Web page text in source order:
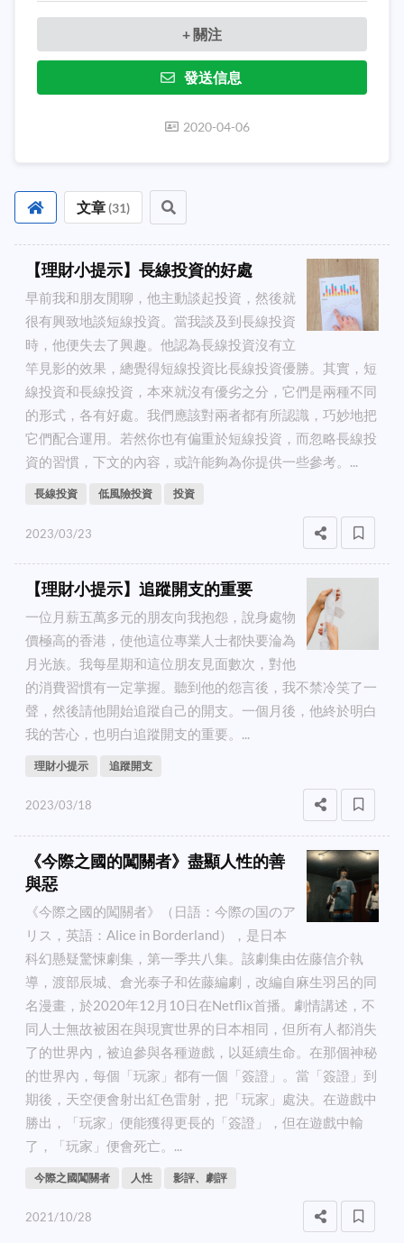
+ 關注
發送信息
2020-04-06
文章(31)
【理財小提示】長線投資的好處
早前我和朋友閒聊，他主動談起投資，然後就
很有興致地談短線投資。當我談及到長線投資
時，他便失去了興趣。他認為長線投資沒有立
竿見影的效果，總覺得短線投資比長線投資優勝。其實，短
線投資和長線投資，本來就沒有優劣之分，它們是兩種不同
的形式，各有好處。我們應該對兩者都有所認識，巧妙地把
它們配合運用。若然你也有偏重於短線投資，而忽略長線投
資的習慣，下文的內容，或許能夠為你提供一些參考。...
長線投資 低風險投資 投資
2023/03/23
【理財小提示】追蹤開支的重要
一位月薪五萬多元的朋友向我抱怨，說身處物
價極高的香港，使他這位專業人士都快要淪為
月光族。我每星期和這位朋友見面數次，對他
的消費習慣有一定掌握。聽到他的怨言後，我不禁冷笑了一
聲，然後請他開始追蹤自己的開支。一個月後，他終於明白
我的苦心，也明白追蹤開支的重要。...
理財小提示 追蹤開支
2023/03/18
《今際之國的闖關者》盡顯人性的善
與惡
《今際之國的闖關者》（日語：今際の国のア
リス，英語：Alice in Borderland），是日本
科幻懸疑驚悚劇集，第一季共八集。該劇集由佐藤信介執
導，渡部辰城、倉光泰子和佐藤編劇，改編自麻生羽呂的同
名漫畫，於2020年12月10日在Netflix首播。劇情講述，不
同人士無故被困在與現實世界的日本相同，但所有人都消失
了的世界內，被迫參與各種遊戲，以延續生命。在那個神秘
的世界內，每個「玩家」都有一個「簽證」。當「簽證」到
期後，天空便會射出紅色雷射，把「玩家」處決。在遊戲中
勝出，「玩家」便能獲得更長的「簽證」，但在遊戲中輸
了，「玩家」便會死亡。...
今際之國闖關者 人性 影評、劇評
2021/10/28